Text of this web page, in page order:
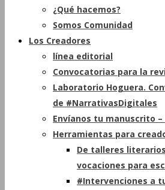
¿Qué hacemos?
Somos Comunidad
Los Creadores
línea editorial
Convocatorias para la
Laboratorio Hoguera.
de #NarrativasDigitales
Envíanos tu manuscrito
Herramientas para
De talleres
vocaciones para
#Intervenciones a